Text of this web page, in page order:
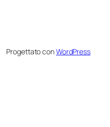
Progettato conWordPress